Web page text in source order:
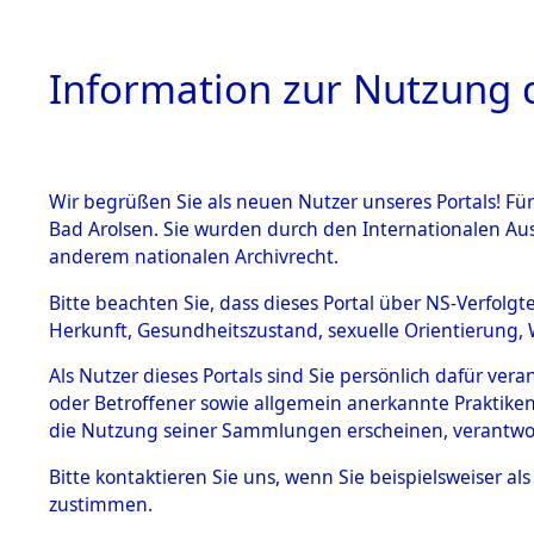
HOME
BESTÄNDE
Inhaftierungsdoku
mente
1.2.9 Beim ITS
verwahrte
1.2.9.1
Effekten aus
0001
Information zur Nutzung
Wir begrüßen Sie als neuen Nutzer unseres Portals!
Bad Arolsen. Sie wurden durch den Internationalen
anderem nationalen Archivrecht.
Bitte beachten Sie, dass dieses Portal über NS-
Herkunft, Gesundheitszustand, sexuelle
Als Nutzer dieses Portals sind Sie persönlich dafür
oder Betroffener sowie allgemein anerkannte
die Nutzung seiner Sammlungen erscheinen,
Bitte kontaktieren Sie uns, wenn Sie beispielsweiser
zustimmen.